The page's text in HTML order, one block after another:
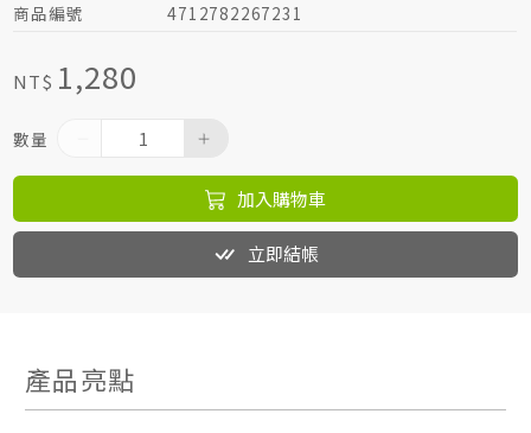
商品編號 4712782267231
NT$ 1,280
數量
加入購物車
立即結帳
產品亮點